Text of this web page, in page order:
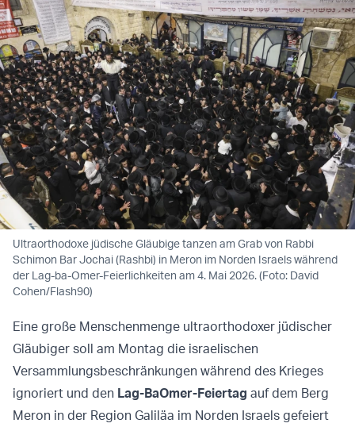
Ultraorthodoxe jüdische Gläubige tanzen am Grab von Rabbi
Schimon Bar Jochai (Rashbi) in Meron im Norden Israels während
der Lag-ba-Omer-Feierlichkeiten am 4. Mai 2026. (Foto: David
Cohen/Flash90)
Eine große Menschenmenge ultraorthodoxer jüdischer
Gläubiger soll am Montag die israelischen
Versammlungsbeschränkungen während des Krieges
ignoriert und den Lag-BaOmer-Feiertag auf dem Berg
Meron in der Region Galiläa im Norden Israels gefeiert